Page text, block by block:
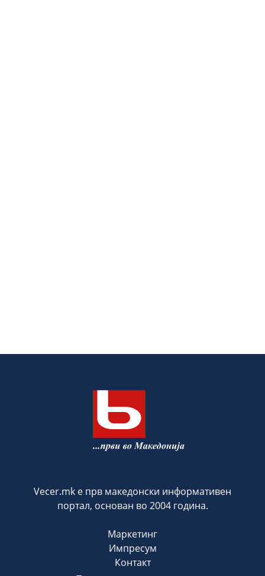
Vecer.mk е прв македонски информативен
портал, основан во 2004 година.
Маркетинг
Импресум
Контакт